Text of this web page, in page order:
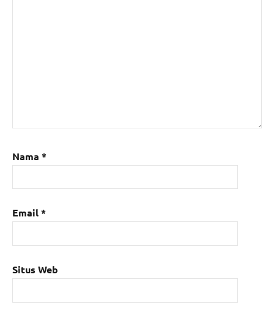
Nama *
Email*
Situs Web